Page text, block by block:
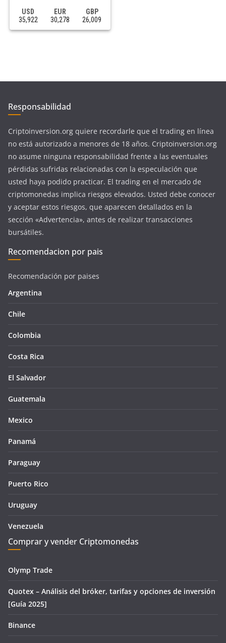
USD
35,922
EUR
30,278
GBP
26,009
Responsabilidad
Criptoinversion.org quiere recordarle que el trading en línea
no está autorizado a menores de 18 años. Criptoinversion.org
no asume ninguna responsabilidad frente a las eventuales
pérdidas sufridas relacionadas con la especulación que
usted haya podido practicar. El trading en el mercado de
criptomonedas implica riesgos elevados. Usted debe conocer
y aceptar estos riesgos, que aparecen detallados en la
sección «Advertencia», antes de realizar transacciones
bursátiles.
Recomendacion por pais
Recomendación por paises
Argentina
Chile
Colombia
Costa Rica
El Salvador
Guatemala
Mexico
Panamá
Paraguay
Puerto Rico
Uruguay
Venezuela
Comprar y vender Criptomonedas
Olymp Trade
Quotex – Análisis del bróker, tarifas y opciones de inversión
[Guía 2025]
Binance